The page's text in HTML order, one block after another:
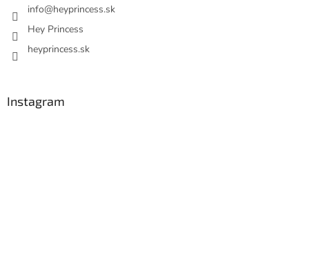
info@heyprincess.sk
Hey Princess
heyprincess.sk
Instagram